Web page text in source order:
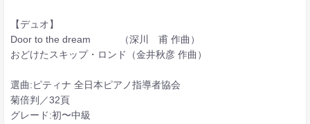
【デュオ】
Door to the dream （深川 甫 作曲）
おどけたスキップ・ロンド（金井秋彦 作曲）
選曲:ピティナ 全日本ピアノ指導者協会
菊倍判／32頁
グレード:初〜中級